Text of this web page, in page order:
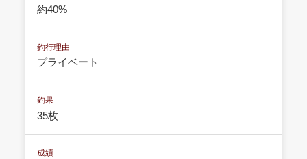
約40%
釣行理由
プライベート
釣果
35枚
成績